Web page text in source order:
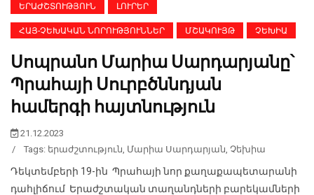
ԵՐԱԺՇՏՈՒԹՅՈՒՆ ԼՈՒՐԵՐ
ՀԱՅ-ՉԵԽԱԿԱՆ ՆՈՐՈՒԹՅՈՒՆՆԵՐ ՄՇԱԿՈՒՅԹ ՉԵԽԻԱ
Սոպրանո Մարիա Սարդարյանը՝
Պրահայի Սուրբծննդյան
համերգի հայտնություն
21.12.2023
/
Tags: երաժշտություն Մարիա Սարդարյան Չեխիա
Դեկտեմբերի 19-ին Պրահայի նոր քաղաքապետարանի
դահլիճում Երաժշտական տաղանդների բարեկամների